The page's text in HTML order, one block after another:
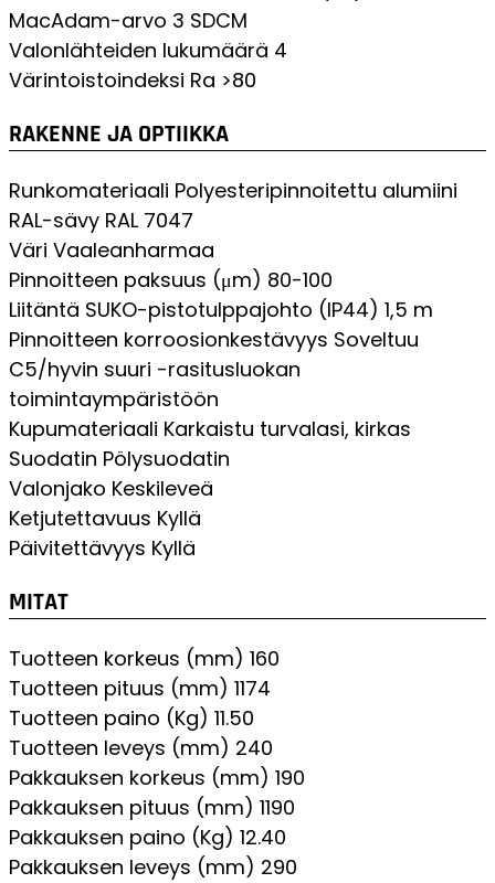
MacAdam-arvo 3 SDCM
Valonlähteiden lukumäärä 4
Värintoistoindeksi Ra >80
RAKENNE JA OPTIIKKA
Runkomateriaali Polyesteripinnoitettu alumiini
RAL-sävy RAL 7047
Väri Vaaleanharmaa
Pinnoitteen paksuus (μm) 80-100
Liitäntä SUKO-pistotulppajohto (IP44) 1,5 m
Pinnoitteen korroosionkestävyys Soveltuu
C5/hyvin suuri -rasitusluokan
toimintaympäristöön
Kupumateriaali Karkaistu turvalasi, kirkas
Suodatin Pölysuodatin
Valonjako Keskileveä
Ketjutettavuus Kyllä
Päivitettävyys Kyllä
MITAT
Tuotteen korkeus (mm) 160
Tuotteen pituus (mm) 1174
Tuotteen paino (Kg) 11.50
Tuotteen leveys (mm) 240
Pakkauksen korkeus (mm) 190
Pakkauksen pituus (mm) 1190
Pakkauksen paino (Kg) 12.40
Pakkauksen leveys (mm) 290